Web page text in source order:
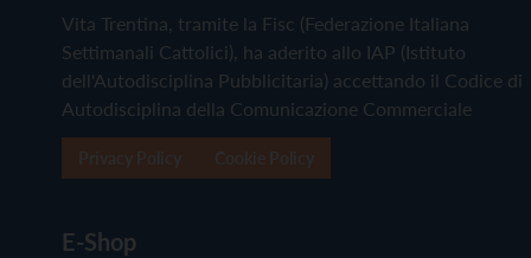
Vita Trentina, tramite la Fisc (Federazione Italiana
Settimanali Cattolici), ha aderito allo IAP (Istituto
dell'Autodisciplina Pubblicitaria) accettando il Codice di
Autodisciplina della Comunicazione Commerciale
E-Shop